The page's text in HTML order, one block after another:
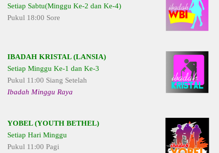
Setiap Sabtu(Minggu Ke-2 dan Ke-4)
Pukul 18:00 Sore
IBADAH KRISTAL (LANSIA)
Setiap Minggu Ke-1 dan Ke-3
Pukul 11:00 Siang Setelah
Ibadah Minggu Raya
YOBEL (YOUTH BETHEL)
Setiap Hari Minggu
Pukul 11:00 Pagi